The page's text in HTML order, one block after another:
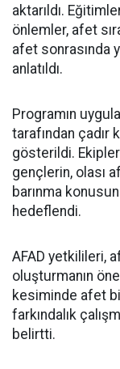
aktarıldı.
önlemler, afet
afet sonrasında
anlatıldı.
Programın
tarafından çadır
gösterildi.
gençlerin, olası
barınma
hedeflendi.
AFAD yetkilileri,
oluşturmanın
kesiminde afet
farkındalık
belirtti.